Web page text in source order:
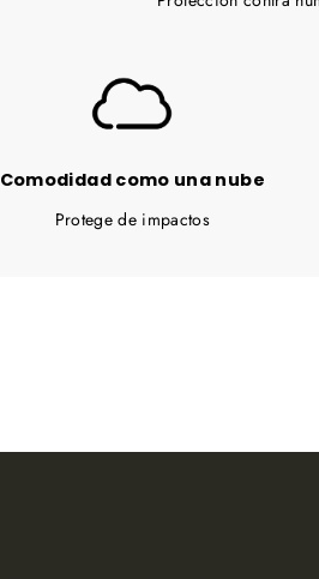
Comodidad como una nube
Protege de impactos